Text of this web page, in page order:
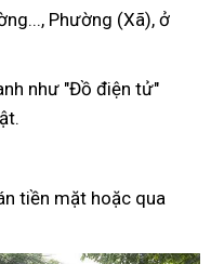
Phường (Xã), ở
như "Đồ điện tử"
tiền mặt hoặc qua